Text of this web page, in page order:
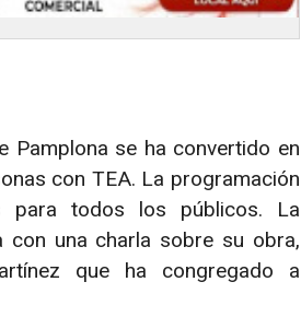
Pamplona se ha convertido en
con TEA. La programación
para todos los públicos. La
con una charla sobre su obra,
que ha congregado a